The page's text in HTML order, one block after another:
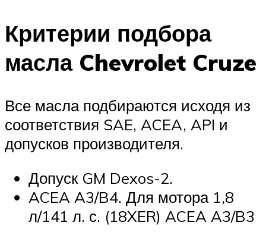
Критерии подбора
масла Chevrolet Cruze
Все масла подбираются исходя из
соответствия SAE, ACEA, API и
допусков производителя.
Допуск GM Dexos-2.
ACEA A3/B4. Для мотора 1,8
л/141 л. с. (18XER) ACEA A3/B3